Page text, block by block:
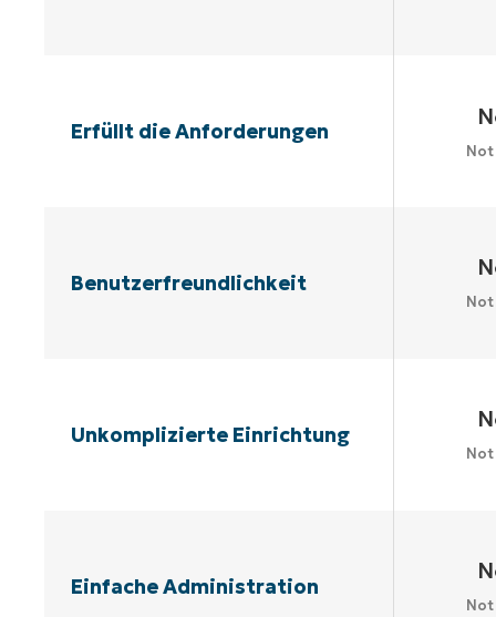
Erfüllt die Anforderungen
Benutzerfreundlichkeit
Unkomplizierte Einrichtung
Einfache Administration